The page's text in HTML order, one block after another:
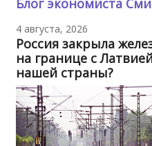
Блог экономиста
4 августа, 2026
Россия закрыла
на границе с
нашей страны?